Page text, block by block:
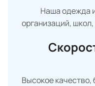
Наша одежда
организаций,
Высокое качество,